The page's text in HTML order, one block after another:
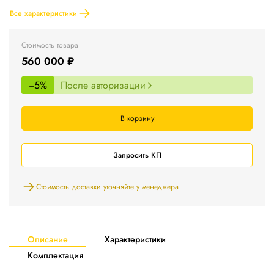
Все характеристики
Стоимость товара
560 000 ₽
−5% После авторизации
В корзину
Запросить КП
Стоимость доставки уточняйте у менеджера
Описание
Характеристики
Комплектация